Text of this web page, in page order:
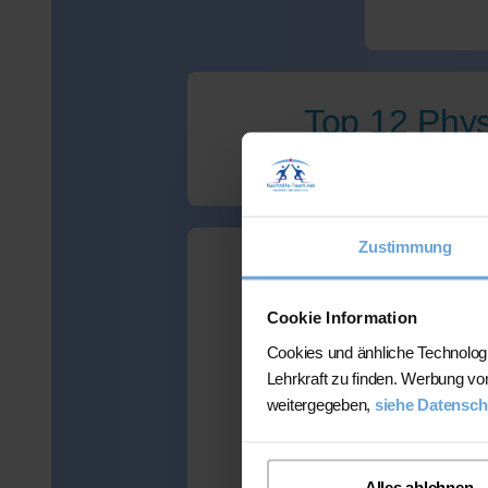
Zustimmung
Cookie Information
Cookies und änhliche
Lehrkraft zu finden. Werbung
weitergegeben, siehe
Top 12
Viele